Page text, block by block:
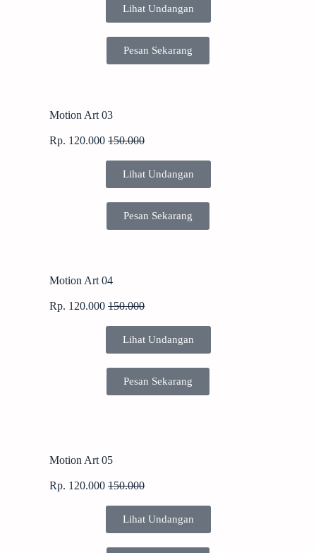
Lihat Undangan
Pesan Sekarang
Motion Art 03
Rp. 120.000 150.000
Lihat Undangan
Pesan Sekarang
Motion Art 04
Rp. 120.000 150.000
Lihat Undangan
Pesan Sekarang
Motion Art 05
Rp. 120.000 150.000
Lihat Undangan